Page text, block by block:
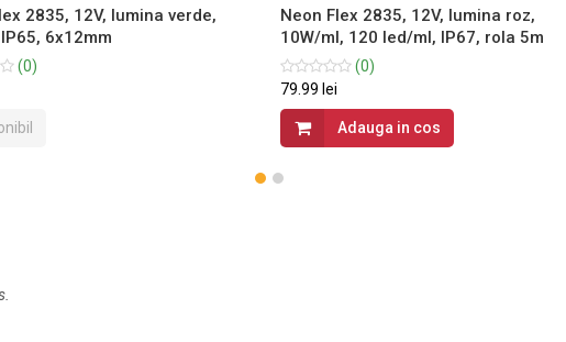
2835, 12V, lumina verde,
6x12mm
(0)
Neon Flex 2835, 12V, lumina roz,
10W/ml, 120 led/ml, IP67, rola 5m
(0)
79.99 lei
Adauga in cos